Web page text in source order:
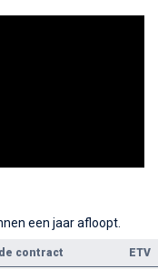
een jaar afloopt.
contract
ETV